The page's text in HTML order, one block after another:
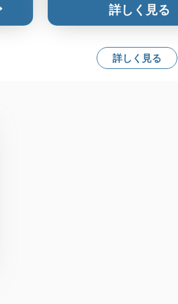
詳しく見る
詳しく見る